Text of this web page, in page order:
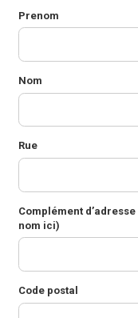
Prenom
Nom
Rue
Complément d’adresse
nom ici)
Code postal